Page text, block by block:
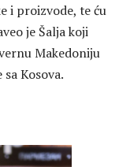
i proizvode, te ću
je Šalja koji
Makedoniju
Kosova.